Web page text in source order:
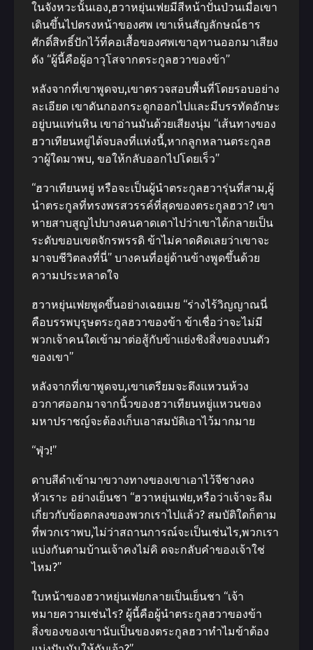
ในจังหวะนั้นเอง,ฮวาหยุ่นเฟยมีสีหน้าปั่นป่วนเมื่อเขา
เดินขึ้นไปตรงหน้าของศพ เขาเห็นสัญลักษณ์ธาร
ศักดิ์สิทธิ์ปักไว้ที่คอเสื้อของศพเขาอุทานออกมาเสียง
ดัง “ผู้นี้คือผู้อาวุโสจากตระกูลฮวาของข้า”
หลังจากที่เขาพูดจบ,เขาตรวจสอบพื้นที่โดยรอบอย่าง
ละเอียด เขาดันกองกระดูกออกไปและมีบรรทัดอักษะ
อยู่บนแท่นหิน เขาอ่านมันด้วยเสียงนุ่ม “เส้นทางของ
ฮวาเทียนหยู่ได้จบลงที่แห่งนี้,หากลูกหลานตระกูลฮ
วาผู้ใดมาพบ, ขอให้กลับออกไปโดยเร็ว”
“ฮวาเทียนหยู่ หรือจะเป็นผู้นําตระกูลฮวารุ่นที่สาม,ผู้
นําตระกูลที่ทรงพรสวรรค์ที่สุดของตระกูลฮวา? เขา
หายสาบสูญไปบางคนคาดเดาไปว่าเขาได้กลายเป็น
ระดับขอบเขตจักรพรรดิ ข้าไม่คาดคิดเลยว่าเขาจะ
มาจบชีวิตลงที่นี่” บางคนที่อยู่ด้านข้างพูดขึ้นด้วย
ความประหลาดใจ
ฮวาหยุ่นเฟยพูดขึ้นอย่างเฉยเมย “ร่างไร้วิญญาณนี่
คือบรรพบุรุษตระกูลฮวาของข้า ข้าเชื่อว่าจะไม่มี
พวกเจ้าคนใดเข้ามาต่อสู้กับข้าแย่งชิงสิ่งของบนตัว
ของเขา”
หลังจากที่เขาพูดจบ,เขาเตรียมจะดึงแหวนห้วง
อวกาศออกมาจากนิ้วของฮวาเทียนหยู่แหวนของ
มหาปราชญ์จะต้องเก็บเอาสมบัติเอาไว้มากมาย
“ฟุ่ว!”
ดาบสีดําเข้ามาขวางทางของเขาเอาไว้จีชางคง
หัวเราะ อย่างเย็นชา “ฮวาหยุ่นเฟย,หรือว่าเจ้าจะลืม
เกี่ยวกับข้อตกลงของพวกเราไปแล้ว? สมบัติใดก็ตาม
ที่พวกเราพบ,ไม่ว่าสถานการณ์จะเป็นเช่นไร,พวกเรา
แบ่งกันตามบ้านเจ้าคงไม่คิ ดจะกลับคําของเจ้าใช่
ไหม?”
ใบหน้าของฮวาหยุ่นเฟยกลายเป็นเย็นชา “เจ้า
หมายความเช่นไร? ผู้นี้คือผู้นําตระกูลฮวาของข้า
สิ่งของของเขานับเป็นของตระกูลฮวาทําไมข้าต้อง